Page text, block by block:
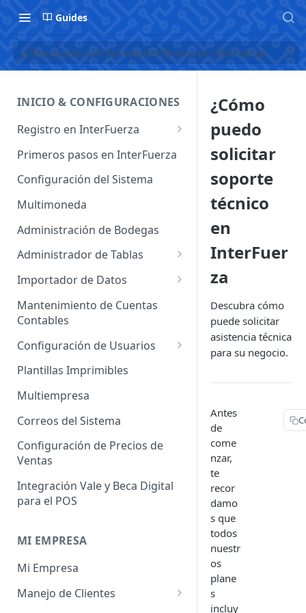
Guides
¿Cómo puedo solicitar soporte técnico en InterFuerza
INICIO & CONFIGURACIONES
Registro en InterFuerza
Iniciar Sesión en InterFuerza
Recuperar Contraseña
Cómo pagar en línea sus
Primeros pasos en InterFuerza
Configuración del Sistema
Multimoneda
Administración de Bodegas
Administrador de Tablas
Administrador de Tablas de
Clientes
Administrador de Tablas para
Administrador de Tablas para
CRM
Administrador de Tablas para
Impuestos
Inventario
Sistema
Administrador de Tablas de
Importador de Datos
Importador de Cuentas
Contables
Importador de Clientes
Importador de Proveedores
Importador de Productos
Importador de Activos Fijos
Importador de Lista de Precios
Importador de Ajuste de
Inventario
Importador de Prospectos
Cobrar
Importador de Cuentas por
Pagar
Mantenimiento de Cuentas
Contables
Configuración de Usuarios
Permisos de Usuarios
Usuarios Invitados
Perfil de Usuario
Cómo eliminar usuarios
Plantillas Imprimibles
Multiempresa
Correos del Sistema
Configuración de Precios de
Ventas
Integración Vale y Beca Digital
para el POS
MI EMPRESA
Mi Empresa
Manejo de Clientes
¿Cómo
puedo
solicitar
soporte
técnico
en
InterFuer
za
Descubra cómo
puede solicitar
asistencia técnica
para su negocio.
Antes
de
come
nzar,
te
recor
damo
s que
todos
nuestr
os
plane
s
incluy